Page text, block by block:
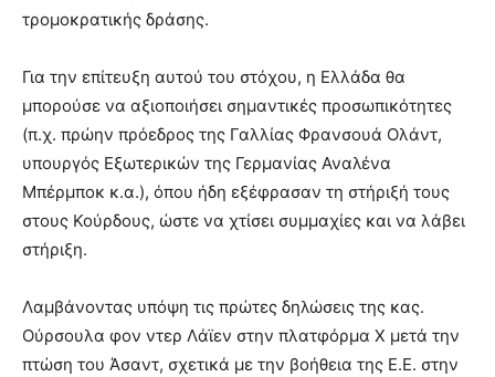
τρομοκρατικής δράσης.
Για την επίτευξη αυτού του στόχου, η Ελλάδα θα
μπορούσε να αξιοποιήσει σημαντικές προσωπικότητες
(π.χ. πρώην πρόεδρος της Γαλλίας Φρανσουά Ολάντ,
υπουργός Εξωτερικών της Γερμανίας Αναλένα
Μπέρμποκ κ.α.), όπου ήδη εξέφρασαν τη στήριξή τους
στους Κούρδους, ώστε να χτίσει συμμαχίες και να λάβει
στήριξη.
Λαμβάνοντας υπόψη τις πρώτες δηλώσεις της κας.
Ούρσουλα φον ντερ Λάϊεν στην πλατφόρμα X μετά την
πτώση του Άσαντ, σχετικά με την βοήθεια της Ε.Ε. στην